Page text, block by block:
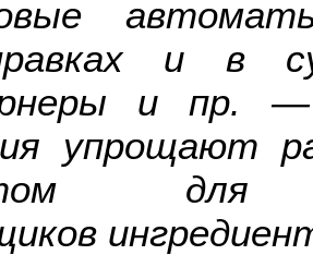
и в
и пр.
упрощают
для